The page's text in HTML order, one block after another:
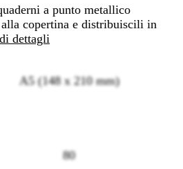
a punto metallico
copertina e distribuiscili in
dettagli
A5 (148 x 210 mm)
80